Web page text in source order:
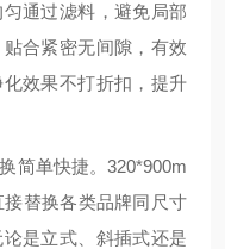
通过滤料，避免局部
合紧密无间隙，有效
效果不打折扣，提升
简单快捷。320*900m
替换各类品牌同尺寸
是立式、斜插式还是